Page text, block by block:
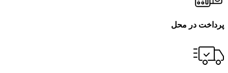
پرداخت در محل